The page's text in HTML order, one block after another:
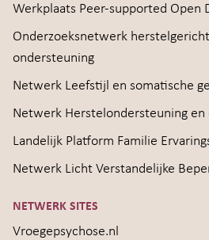
Werkplaats Peer-supported Open
Onderzoeksnetwerk
ondersteuning
Netwerk Leefstijl en somatische
Netwerk Herstelondersteuning en
Landelijk Platform Familie
Netwerk Licht Verstandelijke
NETWERK SITES
Vroegepsychose.nl